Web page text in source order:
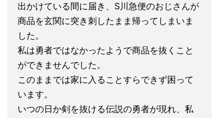
出かけている間に届き、S川急便のおじさんが
商品を玄関に突き刺したまま帰ってしまいま
した。
私は勇者ではなかったようで商品を抜くこと
ができませんでした。
このままでは家に入ることすらできず困って
います。
いつの日か剣を抜ける伝説の勇者が現れ、私